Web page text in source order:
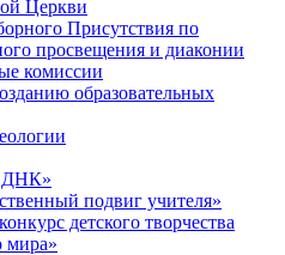
Церкви
Присутствия по
просвещения и диаконии
комиссии
образовательных
ДНК»
подвиг учителя»
детского творчества
мира»